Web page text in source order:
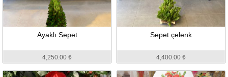
Ayaklı Sepet
4,250.00 ₺
Sepet çelenk
4,400.00 ₺